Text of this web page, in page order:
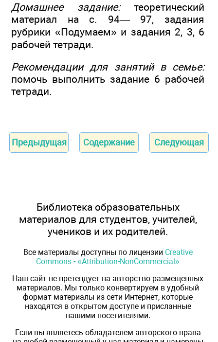
Домашнее задание:теоретический
материал на с. 94— 97, задания
рубрики «Подумаем» и задания 2, 3, 6
рабочей тетради.
Рекомендации для занятий в семье:
помочь выполнить задание 6 рабочей
тетради.
Предыдущая Содержание Следующая
Библиотека образовательных
материалов для студентов, учителей,
учеников и их родителей.
Все материалы доступны по лицензии Creative
Commons - «Attribution-NonCommercial»
Наш сайт не претендует на авторство размещенных
материалов. Мы только конвертируем в удобный
формат материалы из сети Интернет, которые
находятся в открытом доступе и присланные
нашими посетителями.
Если вы являетесь обладателем авторского права